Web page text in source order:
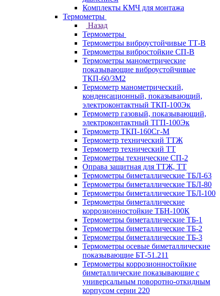
Комплекты КМЧ для монтажа
Термометры
Назад
Термометры
Термометры виброустойчивые ТТ-В
Термометры вибростойкие СП-В
Термометры манометрические
показывающие виброустойчивые
ТКП-60/3М2
Термометр манометрический,
конденсационный, показывающий,
электроконтактный ТКП-100Эк
Термометр газовый, показывающий,
электроконтактный ТГП-100Эк
Термометр ТКП-160Сг-М
Термометр технический ТТЖ
Термометр технический ТТ
Термометры технические СП-2
Оправа защитная для ТТЖ, ТТ
Термометры биметаллические ТБЛ-63
Термометры биметаллические ТБЛ-80
Термометры биметаллические ТБЛ-100
Термометры биметаллические
коррозионностойкие ТБН-100К
Термометры биметаллические ТБ-1
Термометры биметаллические ТБ-2
Термометры биметаллические ТБ-3
Термометры осевые биметаллические
показывающие БТ-51.211
Термометры коррозионностойкие
биметаллические показывающие с
универсальным поворотно-откидным
корпусом серии 220